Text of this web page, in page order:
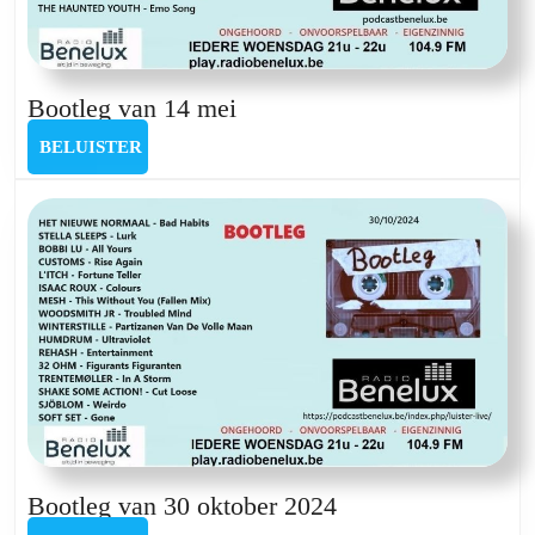
Bootleg van 14 mei
mei
BELUISTER
Bootleg van 30 oktober 2024Bootleg